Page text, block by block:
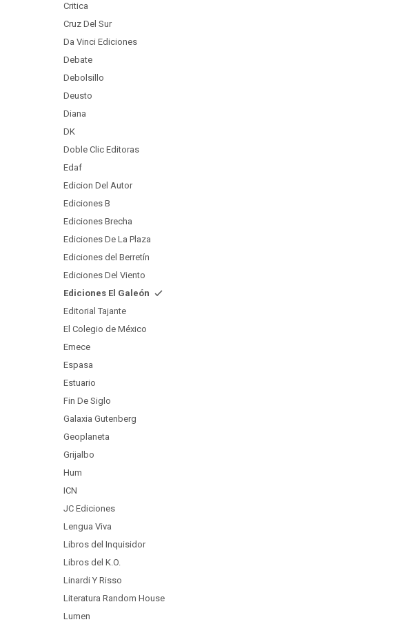
Critica
Cruz Del Sur
Da Vinci Ediciones
Debate
Debolsillo
Deusto
Diana
DK
Doble Clic Editoras
Edaf
Edicion Del Autor
Ediciones B
Ediciones Brecha
Ediciones De La Plaza
Ediciones del Berretín
Ediciones Del Viento
Ediciones El Galeón
Editorial Tajante
El Colegio de México
Emece
Espasa
Estuario
Fin De Siglo
Galaxia Gutenberg
Geoplaneta
Grijalbo
Hum
ICN
JC Ediciones
Lengua Viva
Libros del Inquisidor
Libros del K.O.
Linardi Y Risso
Literatura Random House
Lumen